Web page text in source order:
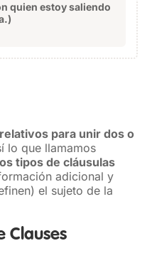
quien estoy saliendo
para unir dos o
lo que llamamos
tipos de cláusulas
adicional y
el sujeto de la
Clauses